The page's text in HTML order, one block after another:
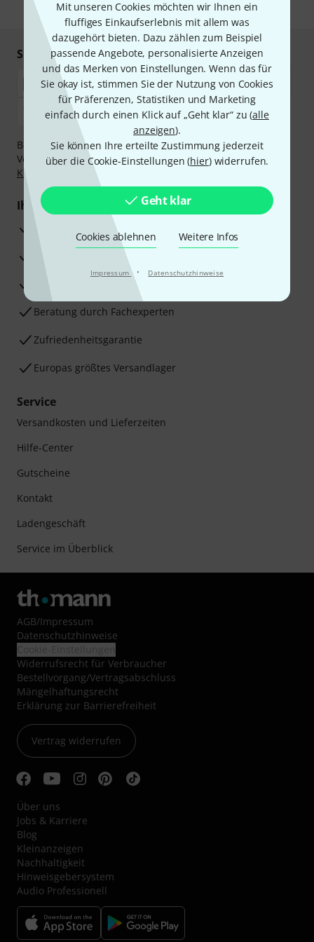
Mit unseren Cookies möchten wir Ihnen ein
fluffiges Einkaufserlebnis mit allem was
dazugehört bieten. Dazu zählen zum Beispiel
passende Angebote, personalisierte Anzeigen
und das Merken von Einstellungen. Wenn das für
Sie okay ist, stimmen Sie der Nutzung von Cookies
für Präferenzen, Statistiken und Marketing
einfach durch einen Klick auf „Geht klar“ zu (alle
anzeigen).
Sie können Ihre erteilte Zustimmung jederzeit
über die Cookie-Einstellungen (hier) widerrufen.
Geht klar
Cookies ablehnen Weitere Infos
Impressum · Datenschutzhinweise
* Pflichtfeld
Sicher einkaufen & bezahlen
Bezahlen Sie vertraulich und sicher per Nachnahme,
Vorkasse, PayPal, Amazon Pay,Klarna Sofort bezahlen
Klarna Ratenzahlung
Ihre Vorteile
3 Jahre Thomann Garantie
30 Tage Money-Back-Garantie
Beratung durch Fachexperten
Zufriedenheitsgarantie
Europas größtes Versandlager
Service
Versandkosten und Lieferzeiten
Hilfe-Center
Gutscheine
Kontakt
Ladengeschäft
Service im Überblick
AGB/Impressum
Datenschutzhinweise
Widerrufsrecht für Verbraucher
Bestellvorgang/Vertragsabschluss
Mängelhaftungsrecht
Erklärung zur Barrierefreiheit
Vertrag widerrufen
Über uns
Jobs & Karriere
Blog
Kleinanzeigen
Nachhaltigkeit
Hinweisgebersystem
Audio Professionell